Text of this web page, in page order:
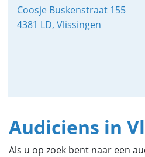
Coosje Buskenstraat 155
4381 LD, Vlissingen
Audiciens in
Als u op zoek bent naar een